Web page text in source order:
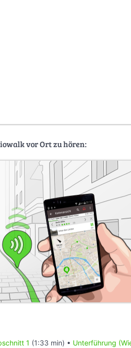
vor Ort zu hören:
1 (1:33 min) • Unterführung